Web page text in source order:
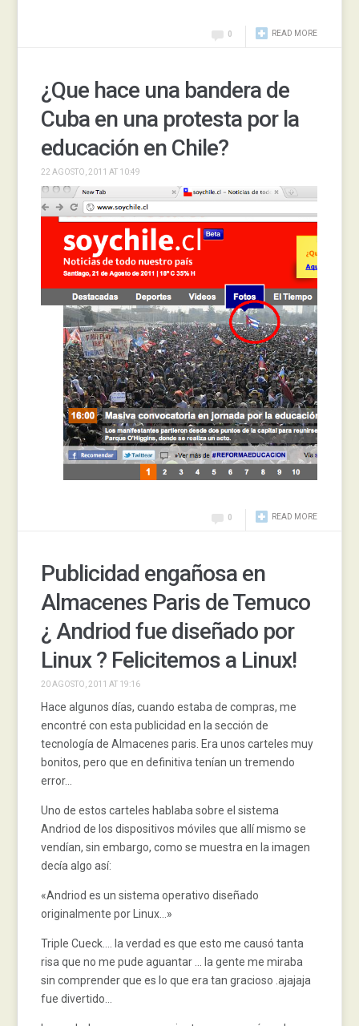
READ MORE
0
¿Que hace una bandera de
Cuba en una protesta por la
educación en Chile?
22 AGOSTO, 2011 AT 10:49
READ MORE
0
Publicidad engañosa en
Almacenes Paris de Temuco
¿ Andriod fue diseñado por
Linux ? Felicitemos a Linux!
20 AGOSTO, 2011 AT 19:16
Hace algunos días, cuando estaba de compras, me
encontré con esta publicidad en la sección de
tecnología de Almacenes paris. Era unos carteles muy
bonitos, pero que en definitiva tenían un tremendo
error…
Uno de estos carteles hablaba sobre el sistema
Andriod de los dispositivos móviles que allí mismo se
vendían, sin embargo, como se muestra en la imagen
decía algo así:
«Andriod es un sistema operativo diseñado
originalmente por Linux…»
Triple Cueck…. la verdad es que esto me causó tanta
risa que no me pude aguantar … la gente me miraba
sin comprender que es lo que era tan gracioso .ajajaja
fue divertido…